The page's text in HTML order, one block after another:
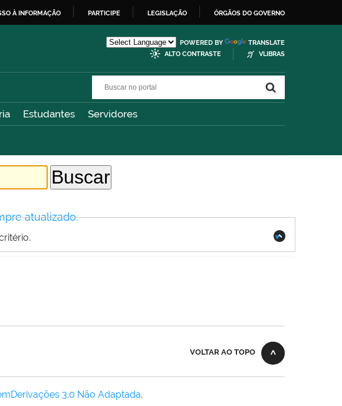
À INFORMAÇÃO PARTICIPE LEGISLAÇÃO ÓRGÃOS DO GOVERNO
POWERED BY
TRANSLATE
ALTO CONTRASTE
VLIBRAS
Estudantes Servidores
atualizado.
VOLTAR AO TOPO
3.0 Não Adaptada.